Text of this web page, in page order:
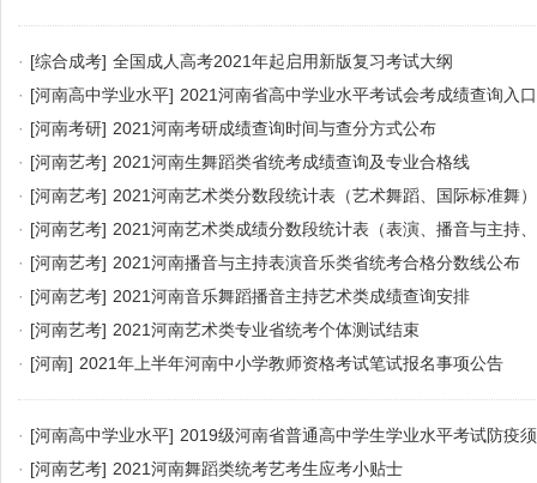
· [综合成考] 全国成人高考2021年起启用新版复习考试大纲
· [河南高中学业水平] 2021河南省高中学业水平考试会考成绩查询入口
· [河南考研] 2021河南考研成绩查询时间与查分方式公布
· [河南艺考] 2021河南生舞蹈类省统考成绩查询及专业合格线
· [河南艺考] 2021河南艺术类分数段统计表（艺术舞蹈、国际标准舞）
· [河南艺考] 2021河南艺术类成绩分数段统计表（表演、播音与主持
· [河南艺考] 2021河南播音与主持表演音乐类省统考合格分数线公布
· [河南艺考] 2021河南音乐舞蹈播音主持艺术类成绩查询安排
· [河南艺考] 2021河南艺术类专业省统考个体测试结束
· [河南] 2021年上半年河南中小学教师资格考试笔试报名事项公告
· [河南高中学业水平] 2019级河南省普通高中学生学业水平考试防疫
· [河南艺考] 2021河南舞蹈类统考艺考生应考小贴士